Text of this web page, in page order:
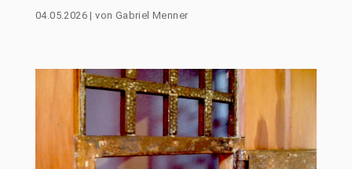
04.05.2026|von Gabriel Menner